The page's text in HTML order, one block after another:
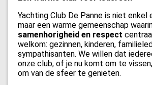
Yachting Club De Panne is niet enkel
maar een warme gemeenschap
samenhorigheid en respect
welkom: gezinnen, kinderen,
sympathisanten. We willen dat
onze club, of je nu komt om te
om van de sfeer te genieten.